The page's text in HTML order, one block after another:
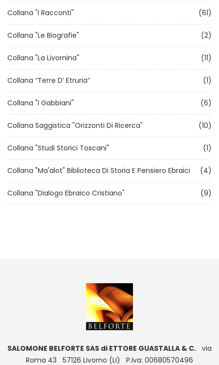
Collana "I Racconti" (61)
Collana "Le Biografie" (2)
Collana "La Livornina" (11)
Collana “Terre D’ Etruria” (1)
Collana "I Gabbiani" (6)
Collana Saggistica "Orizzonti Di Ricerca" (10)
Collana "Studi Storici Toscani" (1)
Collana "Ma'alot" Biblioteca Di Storia E Pensiero Ebraici (4)
Collana "Dialogo Ebraico Cristiano" (9)
SALOMONE BELFORTE SAS di ETTORE GUASTALLA & C. via
Roma 43 57126 Livorno (LI) P.Iva: 00680570496